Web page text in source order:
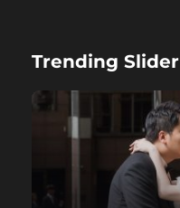
Trending Slider